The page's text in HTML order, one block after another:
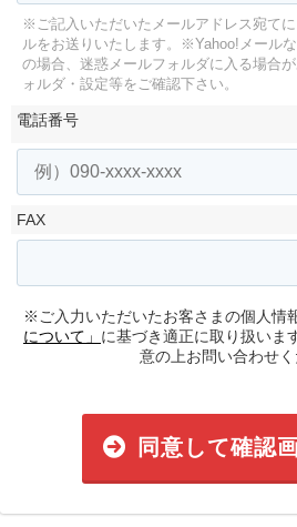
※ご記入いただいたメールアドレス宛て
ルをお送りいたします。
※Yahoo!メール
の場合、迷惑メールフォルダに入る場合が
ォルダ・設定等をご確認下さい。
電話番号
FAX
※ご入力いただいたお客さまの個人情
について」 に基づき適正に取り扱いま
意の上お問い合わせく
同意して確認